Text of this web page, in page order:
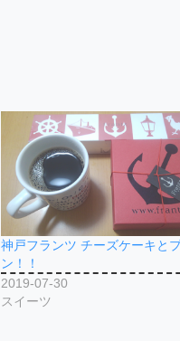
神戸フランツ チーズケーキと
ン！！
2019-07-30
スイーツ